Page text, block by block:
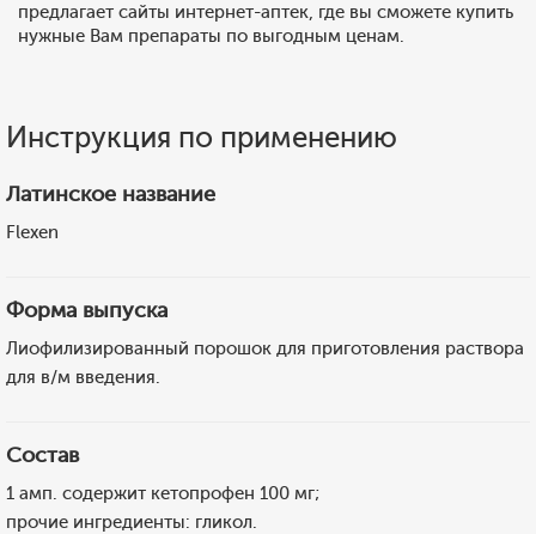
предлагает сайты интернет-аптек, где вы сможете купить
нужные Вам препараты по выгодным ценам.
Инструкция по применению
Латинское название
Flexen
Форма выпуска
Лиофилизированный порошок для приготовления раствора
для в/м введения.
Состав
1 амп. содержит кетопрофен 100 мг;
прочие ингредиенты: гликол.